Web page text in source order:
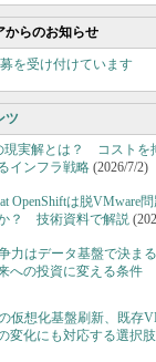
からのお知らせ
を受け付けています
ツ
現実解とは？ コストを
インフラ戦略 (2026/7/2)
OpenShiftは脱VMware
？ 技術資料で解説
力はデータ基盤で決ま
への投資に変える条件
仮想化基盤刷新、既存
変化にも対応する選択